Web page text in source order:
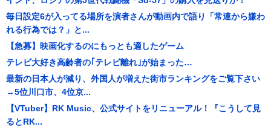
毎日設定6が入ってる場所を演者さんが動画内で語り「常連から嫌わ
れる行為では？」と...
【急募】映画化するのにもっとも適したゲーム
テレビ大好き高齢者の｢テレビ離れ｣が始まった…
最新の日本人が減り、外国人が増えた街市ランキングをご覧下さい
→5位川口市、4位京...
【VTuber】RK Music、公式サイトをリニューアル！『こうして見
るとRK...